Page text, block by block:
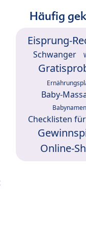
Häufig
Eisprung-
Schwanger
Baby-
Babynamen
Checklisten
Online-